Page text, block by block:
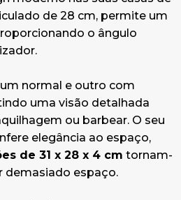
de 28 cm, permite um
o ângulo
normal e outro com
uma visão detalhada
ou barbear. O seu
elegância ao espaço,
de 31 x 28 x 4 cm tornam-
demasiado espaço.